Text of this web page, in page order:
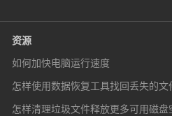
资源
如何加快电脑运行速度
怎样使用数据恢复工具找回丢失的文
怎样清理垃圾文件释放更多可用磁盘